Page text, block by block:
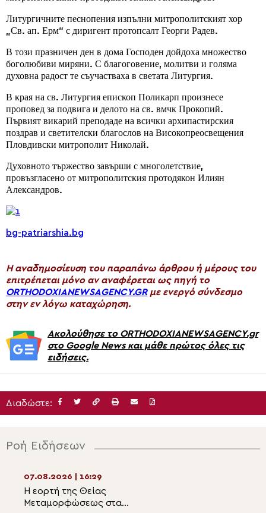
Литургичните песнопения изпълни митрополитският хор
„Св. ап. Ерм“ с диригент протопсалт Георги Радев.
В този празничен ден в дома Господен дойдоха множество
боголюбиви миряни. С благоговение, молитви и голяма
духовна радост те съучастваха в светата Литургия.
В края на св. Литургия епископ Поликарп произнесе
проповед за подвига и делото на св. вмчк Прокопий.
Първият викарий преподаде на всички архипастирския
поздрав и светителски благослов на Високопреосвещения
Пловдивски митрополит Николай.
Духовното тържество завърши с многолетствие,
провъзгласено от митрополитския протодякон Илиян
Александров.
bg-patriarshia.bg
H αναδημοσίευση του παραπάνω άρθρου ή μέρους του
επιτρέπεται μόνο αν αναφέρεται ως πηγή το
ORTHODOXIANEWSAGENCY.GRμε ενεργό σύνδεσμο
στην εν λόγω καταχώρηση.
Ακολούθησε το ORTHODOXIANEWSAGENCY.gr
στο Google News και μάθε πρώτος όλες τις
ειδήσεις.
Διαδώστε:
Ροή Ειδήσεων
07.08.2026 | 16:29
Η εορτή της Θείας
Μεταμορφώσεως στα